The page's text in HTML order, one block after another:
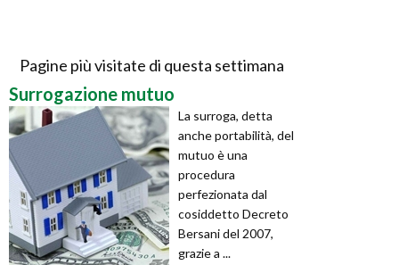
Pagine più visitate di questa settimana
Surrogazione mutuo
La surroga, detta
anche portabilità, del
mutuo è una
procedura
perfezionata dal
cosiddetto Decreto
Bersani del 2007,
grazie a ...